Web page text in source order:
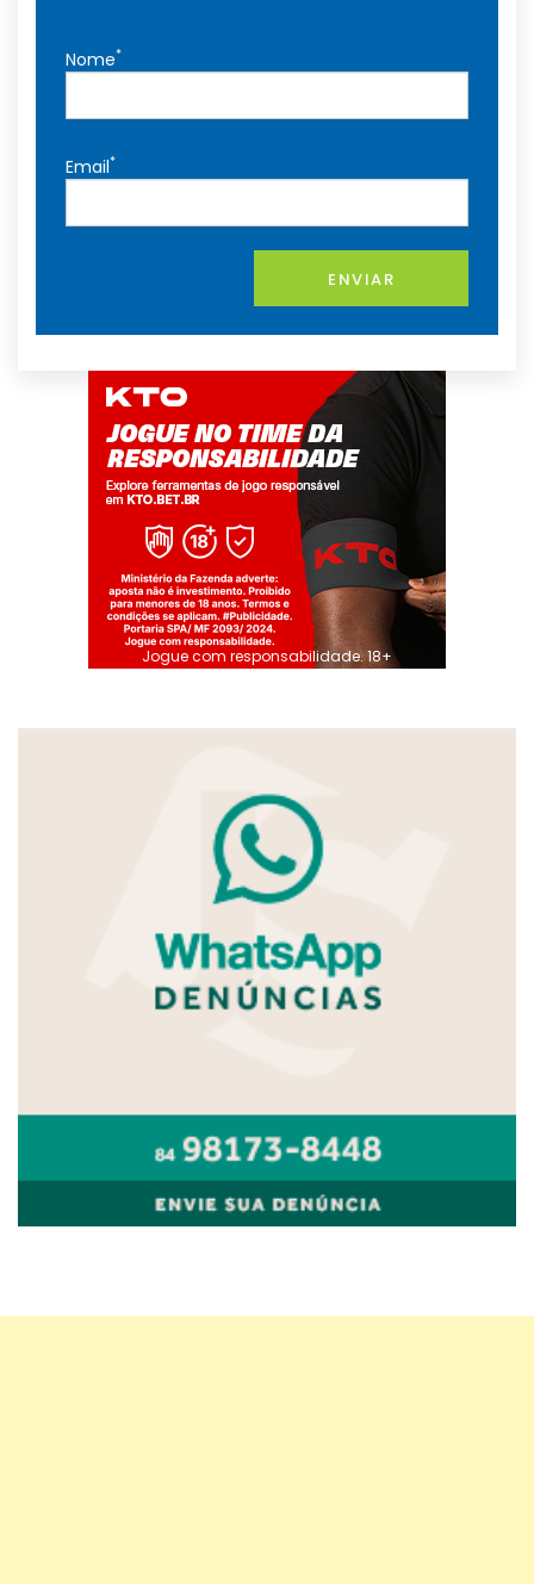
Nome*
Email*
ENVIAR
Jogue com responsabilidade. 18+